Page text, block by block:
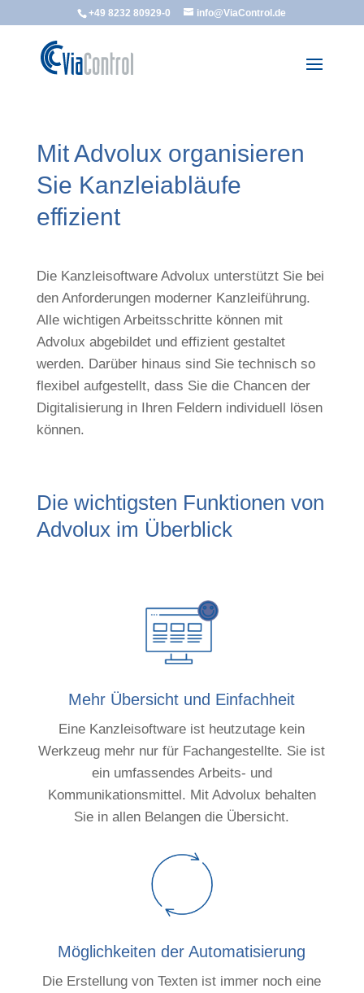
+49 8232 80929-0 info@ViaControl.de
Mit Advolux organisieren
Sie Kanzleiabläufe
effizient
Die Kanzleisoftware Advolux unterstützt Sie bei
den Anforderungen moderner Kanzleiführung.
Alle wichtigen Arbeitsschritte können mit
Advolux abgebildet und effizient gestaltet
werden. Darüber hinaus sind Sie technisch so
flexibel aufgestellt, dass Sie die Chancen der
Digitalisierung in Ihren Feldern individuell lösen
können.
Die wichtigsten Funktionen von
Advolux im Überblick
Mehr Übersicht und Einfachheit
Eine Kanzleisoftware ist heutzutage kein
Werkzeug mehr nur für Fachangestellte. Sie ist
ein umfassendes Arbeits- und
Kommunikationsmittel. Mit Advolux behalten
Sie in allen Belangen die Übersicht.
Möglichkeiten der Automatisierung
Die Erstellung von Texten ist immer noch eine